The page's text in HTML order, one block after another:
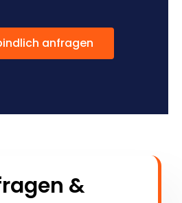
anfragen
&